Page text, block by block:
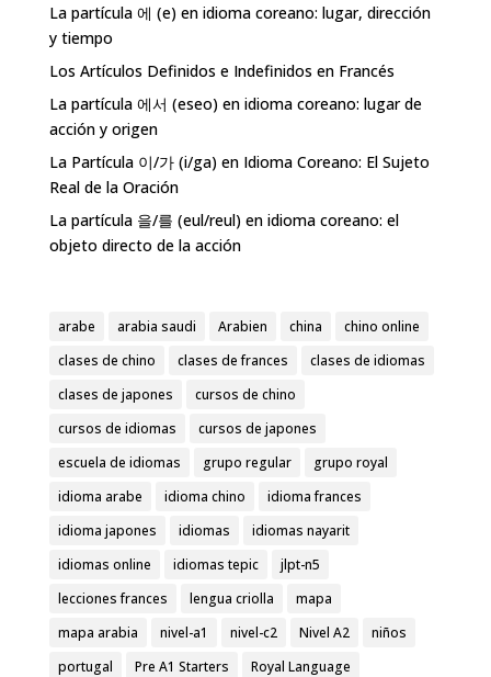
$2,800.00.$1,960.00.
La partícula 에 (e) en idioma coreano: lugar, dirección
y tiempo
Los Artículos Definidos e Indefinidos en Francés
La partícula 에서 (eseo) en idioma coreano: lugar de
acción y origen
La Partícula 이/가 (i/ga) en Idioma Coreano: El Sujeto
Real de la Oración
La partícula 을/를 (eul/reul) en idioma coreano: el
objeto directo de la acción
arabe arabia saudi Arabien china
chino online
clases de chino
clases de frances
clases de idiomas
clases de japones
cursos de chino
cursos de idiomas
cursos de japones
escuela de idiomas
grupo regular
grupo royal
idioma arabe
idioma chino
idioma frances
idioma japones
idiomas
idiomas nayarit
idiomas online
idiomas tepic
jlpt-n5
lecciones frances
lengua criolla
mapa
mapa arabia
nivel-a1 nivel-c2 Nivel A2
niños
portugal
Pre A1 Starters Royal Language